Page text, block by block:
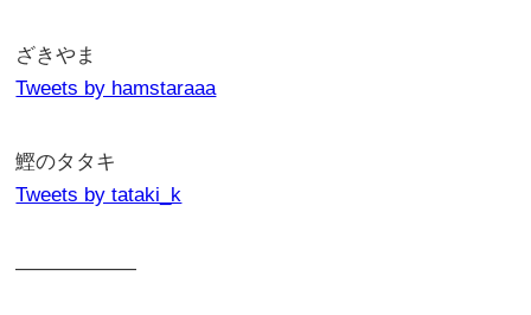
ざきやま
Tweets by hamstaraaa
鰹のタタキ
Tweets by tataki_k
——————